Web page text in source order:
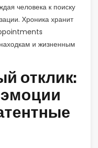
человека к поиску
Хроника хранит
и жизненным
отклик: